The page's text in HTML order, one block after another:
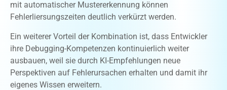
mit automatischer Mustererkennung können
Fehlerliersungszeiten deutlich verkürzt werden.
Ein weiterer Vorteil der Kombination ist, dass Entwickler
ihre Debugging-Kompetenzen kontinuierlich weiter
ausbauen, weil sie durch KI-Empfehlungen neue
Perspektiven auf Fehlerursachen erhalten und damit ihr
eigenes Wissen erweitern.